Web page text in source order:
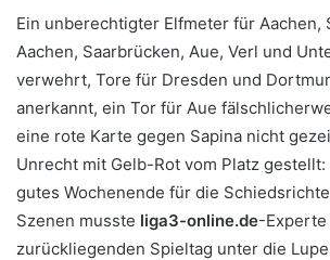
Ein unberechtigter Elfmeter für Aachen,
Aachen, Saarbrücken, Aue, Verl und
verwehrt, Tore für Dresden und
anerkannt, ein Tor für Aue
eine rote Karte gegen Sapina nicht
Unrecht mit Gelb-Rot vom Platz
gutes Wochenende für die
Szenen musste liga3-online.de-Experte
zurückliegenden Spieltag unter die